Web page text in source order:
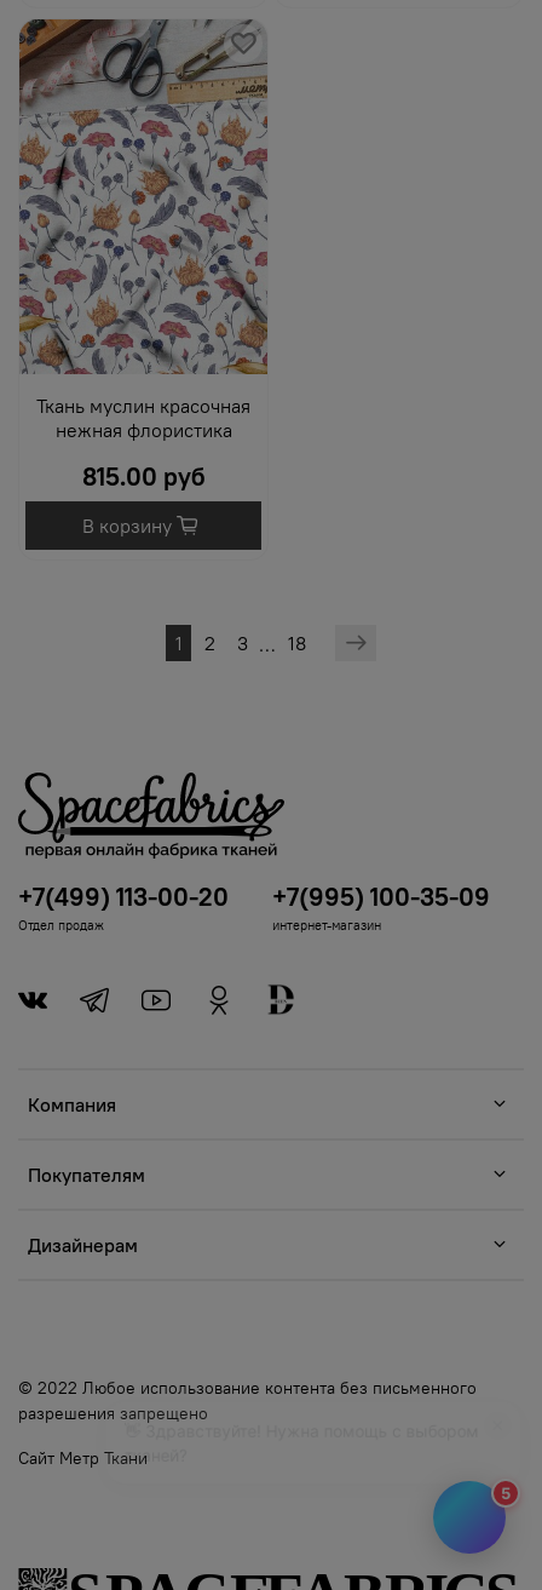
Ткань муслин красочная
нежная флористика
815.00 руб
В корзину
1 2 3 … 18
Компания
Покупателям
Дизайнерам
+7(499) 113-00-20
Отдел продаж
+7(995) 100-35-09
интернет-магазин
5
🎨 Подберём идеальную ткань для вашего
© 2022 Любое использование контента без письменного
разрешения запрещено
Сайт Метр Ткани